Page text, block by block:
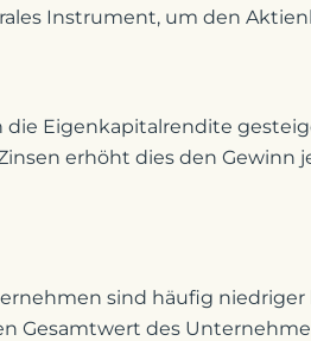
Instrument, um den
die Eigenkapitalrendite
erhöht dies den Gewinn
sind häufig niedriger
Gesamtwert des